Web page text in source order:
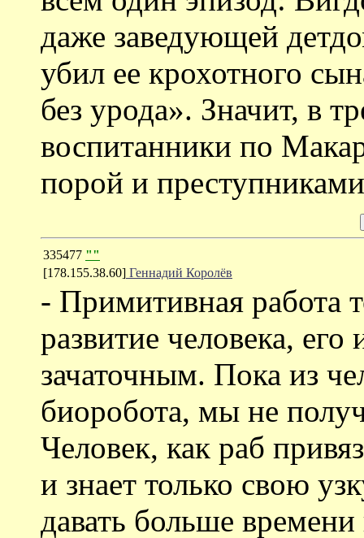
даже заведующей
убил ее крохотного
без урода». Значит, в
воспитанники по
порой и
335477 ""
[178.155.38.60] Геннадий Королёв
- Примитивная работа
развитие человека, его
зачаточным. Пока из
биоробота, мы не
Человек, как раб
и знает только свою
давать больше